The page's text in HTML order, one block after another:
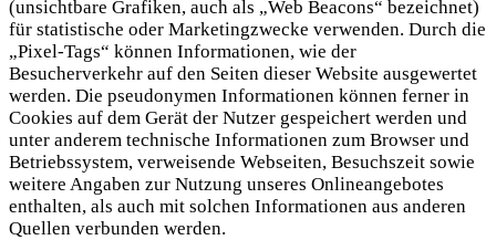
(unsichtbare Grafiken, auch als „Web Beacons“ bezeichnet)
für statistische oder Marketingzwecke verwenden. Durch die
„Pixel-Tags“ können Informationen, wie der
Besucherverkehr auf den Seiten dieser Website ausgewertet
werden. Die pseudonymen Informationen können ferner in
Cookies auf dem Gerät der Nutzer gespeichert werden und
unter anderem technische Informationen zum Browser und
Betriebssystem, verweisende Webseiten, Besuchszeit sowie
weitere Angaben zur Nutzung unseres Onlineangebotes
enthalten, als auch mit solchen Informationen aus anderen
Quellen verbunden werden.